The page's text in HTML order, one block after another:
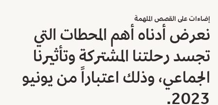
إضاءات على القصص الملهمة
نعرض أدناه أهم المحطات التي
تجسد رحلتنا المشتركة وتأثيرنا
الجماعي، وذلك اعتباراً من يونيو